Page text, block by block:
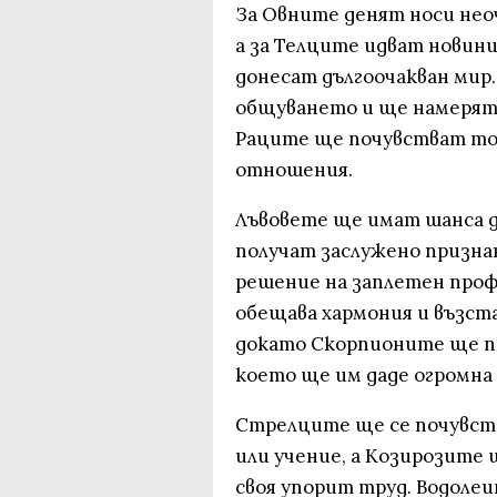
За Овните денят носи
а за Телците идват
донесат дългоочакван
общуването и ще
Раците ще почувстват
отношения.
Лъвовете ще имат шанса
получат заслужено
решение на заплетен
обещава хармония и
докато Скорпионите ще
което ще им даде огромна
Стрелците ще се
или учение, а
своя упорит труд.